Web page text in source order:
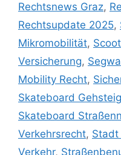
Rechtsnews Graz,
Rechtsupdate 2025,
Mikromobilität,
Versicherung,
Mobility Recht,
Skateboard Gehsteig
Skateboard
Verkehrsrecht, Stadt
Verkehr,